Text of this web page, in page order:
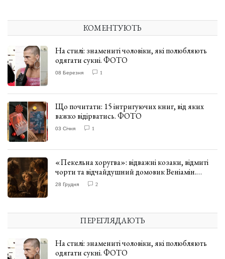
КОМЕНТУЮТЬ
На стилі: знамениті чоловіки, які полюбляють
одягати сукні. ФОТО
08 Березня 1
Що почитати: 15 інтригуючих книг, від яких
важко відірватись. ФОТО
03 Січня 1
«Пекельна хоругва»: відважні козаки, відмиті
чорти та відчайдушний домовик Веніамін.
ВІДГУК
28 Грудня 2
ПЕРЕГЛЯДАЮТЬ
На стилі: знамениті чоловіки, які полюбляють
одягати сукні. ФОТО